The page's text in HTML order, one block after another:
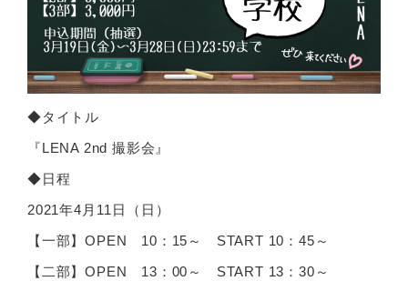
◆タイトル
『LENA 2nd 撮影会』
◆日程
2021年4月11日（日）
【一部】OPEN 10：15～ START 10：45～
【二部】OPEN 13：00～ START 13：30～